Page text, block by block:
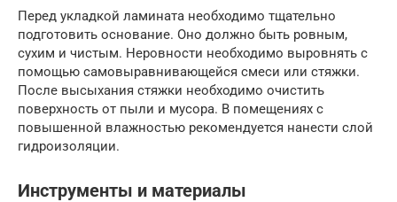
Перед укладкой ламината необходимо тщательно
подготовить основание. Оно должно быть ровным,
сухим и чистым. Неровности необходимо выровнять с
помощью самовыравнивающейся смеси или стяжки.
После высыхания стяжки необходимо очистить
поверхность от пыли и мусора. В помещениях с
повышенной влажностью рекомендуется нанести слой
гидроизоляции.
Инструменты и материалы